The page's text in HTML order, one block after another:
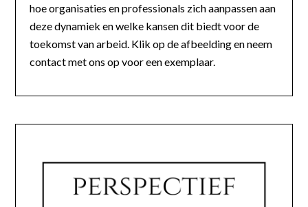
hoe organisaties en professionals zich aanpassen aan
deze dynamiek en welke kansen dit biedt voor de
toekomst van arbeid. Klik op de afbeelding en neem
contact met ons op voor een exemplaar.